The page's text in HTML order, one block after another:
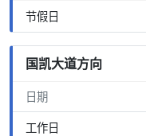
节假日
国凯大道方向
日期
工作日